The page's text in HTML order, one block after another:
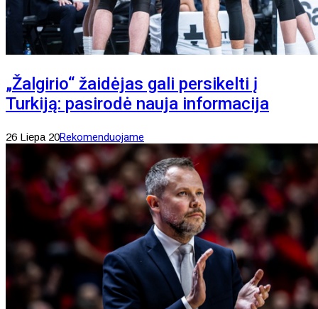
„Žalgirio“ žaidėjas gali persikelti į
Turkiją: pasirodė nauja informacija
26 Liepa 20Rekomenduojame